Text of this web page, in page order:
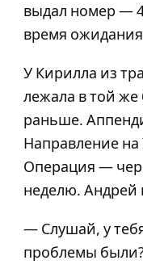
выдал номер —
время
У Кирилла из
лежала в той
раньше.
Направление
Операция —
неделю. Андрей
— Слушай, у
проблемы